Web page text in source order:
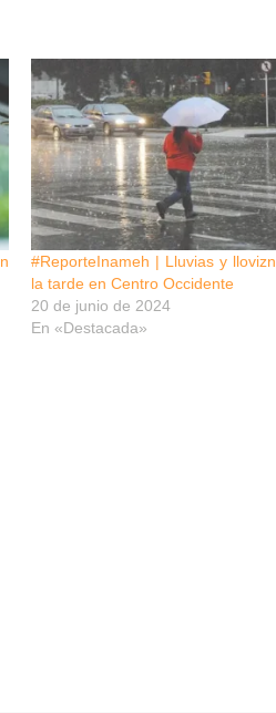
#ReporteInameh | Lluvias y
la tarde en Centro Occidente
20 de junio de 2024
En «Destacada»